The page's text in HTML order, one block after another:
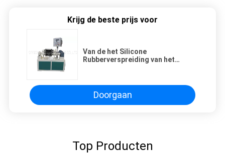
Krijg de beste prijs voor
Van de het Silicone
Rubberverspreiding van het
Doorgaan
Top Producten